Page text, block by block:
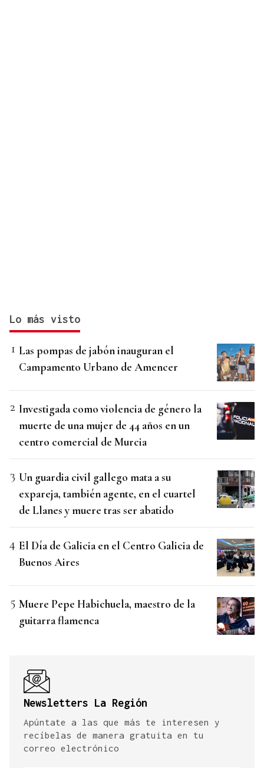
Lo más visto
Las pompas de jabón inauguran el
Campamento Urbano de Amencer
Investigada como violencia de género la
muerte de una mujer de 44 años en un
centro comercial de Murcia
Un guardia civil gallego mata a su
expareja, también agente, en el cuartel
de Llanes y muere tras ser abatido
El Día de Galicia en el Centro Galicia de
Buenos Aires
Muere Pepe Habichuela, maestro de la
guitarra flamenca
Newsletters La Región
Apúntate a las que más te interesen y
recíbelas de manera gratuita en tu
correo electrónico